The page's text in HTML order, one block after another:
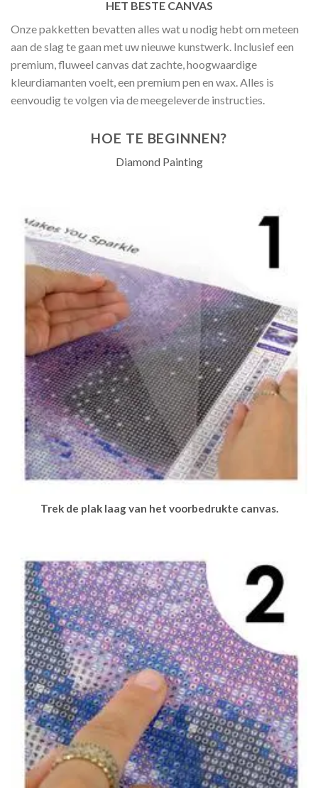
HET BESTE CANVAS
Onze pakketten bevatten alles wat u nodig hebt om meteen
aan de slag te gaan met uw nieuwe kunstwerk. Inclusief een
premium, fluweel canvas dat zachte, hoogwaardige
kleurdiamanten voelt, een premium pen en wax. Alles is
eenvoudig te volgen via de meegeleverde instructies.
HOE TE BEGINNEN?
Diamond Painting
Trek de plak laag van het voorbedrukte canvas.